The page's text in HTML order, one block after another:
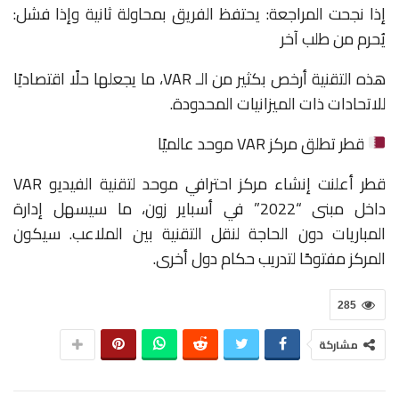
إذا نجحت المراجعة: يحتفظ الفريق بمحاولة ثانية وإذا فشل:
يُحرم من طلب آخر
هذه التقنية أرخص بكثير من الـ VAR، ما يجعلها حلًا اقتصاديًا
للاتحادات ذات الميزانيات المحدودة.
قطر تطلق مركز VAR موحد عالميًا
قطر أعلنت إنشاء مركز احترافي موحد لتقنية الفيديو VAR
داخل مبنى “2022” في أسباير زون، ما سيسهل إدارة
المباريات دون الحاجة لنقل التقنية بين الملاعب. سيكون
المركز مفتوحًا لتدريب حكام دول أخرى.
285
مشاركة